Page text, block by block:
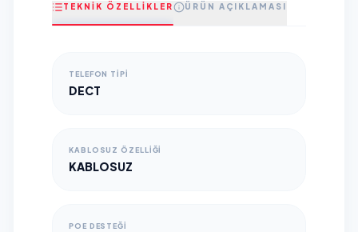
TEKNİK ÖZELLİKLER ÜRÜN AÇIKLAMASI
TELEFON TIPI
DECT
KABLOSUZ ÖZELLIĞI
KABLOSUZ
POE DESTEĞI